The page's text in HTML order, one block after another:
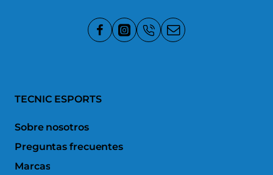
TECNIC ESPORTS
Sobre nosotros
Preguntas frecuentes
Marcas